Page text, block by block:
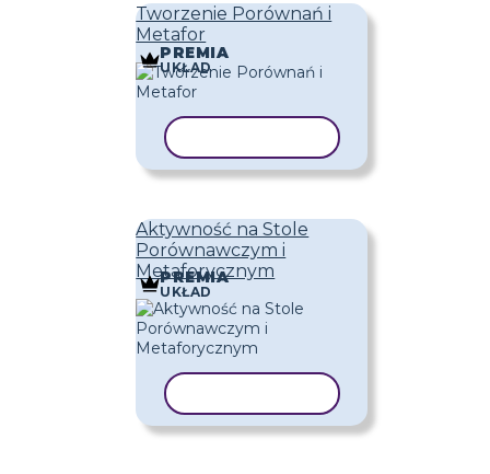
Tworzenie Porównań i
Metafor
PREMIA
UKŁAD
Aktywność na Stole
Porównawczym i
Metaforycznym
PREMIA
UKŁAD